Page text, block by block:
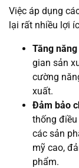
Việc áp dụng
lại rất nhiều lợi
Tăng
gian sản
cường
xuất.
Đảm bảo
thống
các sản
mỹ cao,
phẩm.